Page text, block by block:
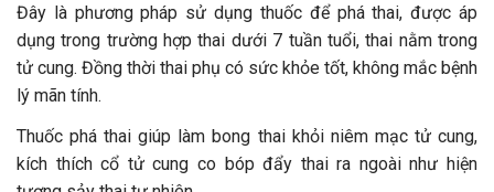
Đây là phương pháp sử dụng thuốc để phá thai, được áp
dụng trong trường hợp thai dưới 7 tuần tuổi, thai nằm trong
tử cung. Đồng thời thai phụ có sức khỏe tốt, không mắc bệnh
lý mãn tính.
Thuốc phá thai giúp làm bong thai khỏi niêm mạc tử cung,
kích thích cổ tử cung co bóp đẩy thai ra ngoài như hiện